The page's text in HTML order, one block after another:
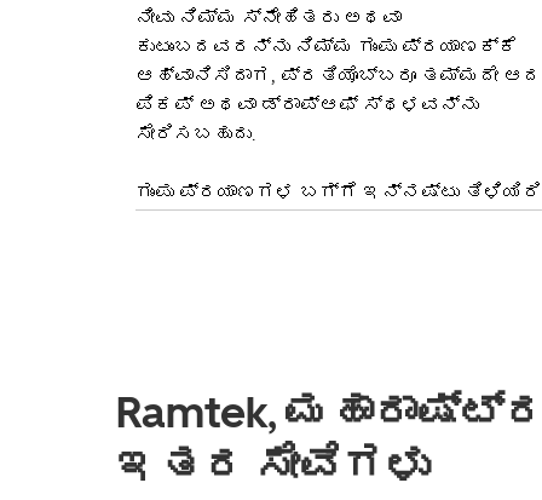
ನೀವು ನಿಮ್ಮ ಸ್ನೇಹಿತರು ಅಥವಾ
ಕುಟುಂಬದವರನ್ನು ನಿಮ್ಮ ಗುಂಪು ಪ್ರಯಾಣಕ್ಕೆ
ಆಹ್ವಾನಿಸಿದಾಗ, ಪ್ರತಿಯೊಬ್ಬರೂ ತಮ್ಮದೇ ಆದ
ಪಿಕಪ್ ಅಥವಾ ಡ್ರಾಪ್‌ಆಫ್ ಸ್ಥಳವನ್ನು
ಸೇರಿಸಬಹುದು.
ಗುಂಪು ಪ್ರಯಾಣಗಳ ಬಗ್ಗೆ ಇನ್ನಷ್ಟು ತಿಳಿಯಿರಿ
Ramtek,
ಇತರ ಸೇವೆಗಳು